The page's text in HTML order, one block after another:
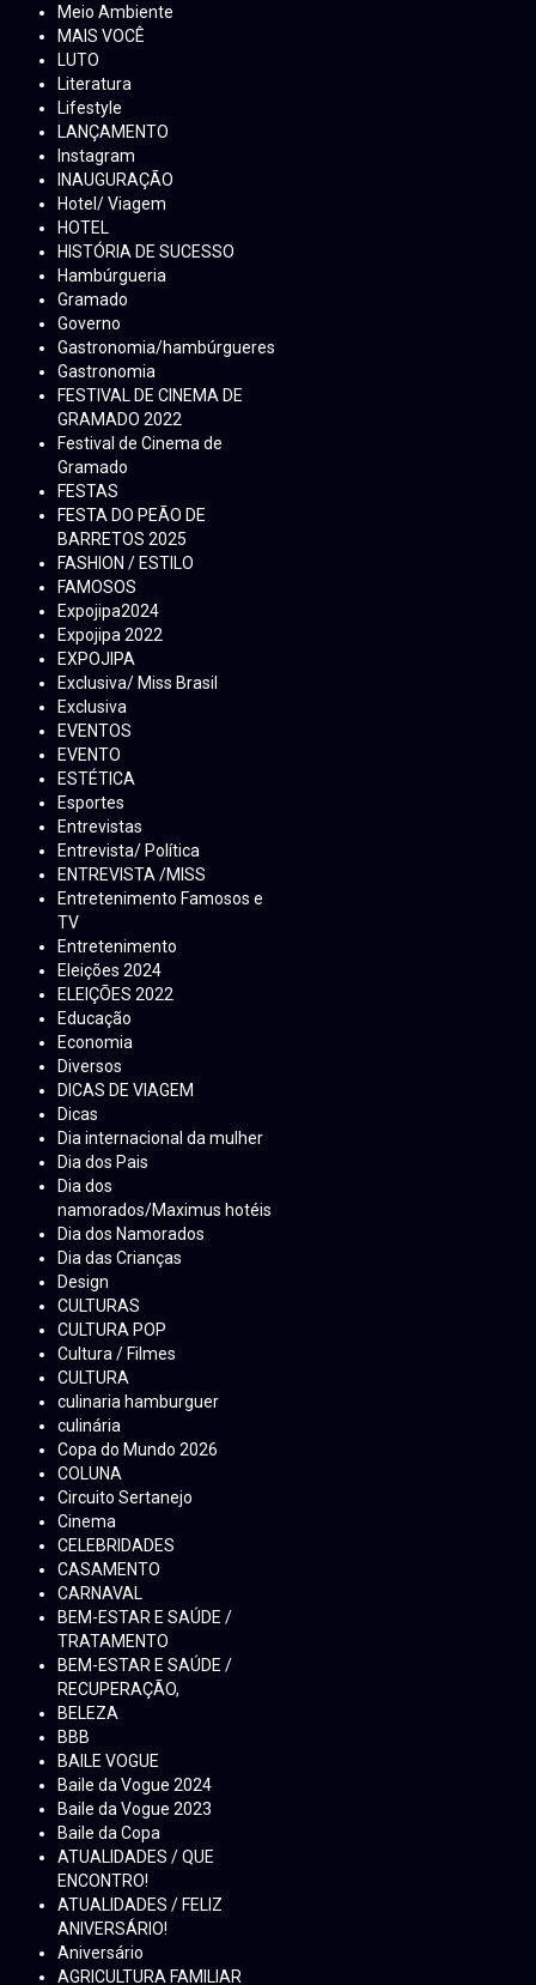
Meio Ambiente
MAIS VOCÊ
LUTO
Literatura
Lifestyle
LANÇAMENTO
Instagram
INAUGURAÇÃO
Hotel/ Viagem
HOTEL
HISTÓRIA DE SUCESSO
Hambúrgueria
Gramado
Governo
Gastronomia/hambúrgueres
Gastronomia
FESTIVAL DE CINEMA DE
GRAMADO 2022
Festival de Cinema de
Gramado
FESTAS
FESTA DO PEÃO DE
BARRETOS 2025
FASHION / ESTILO
FAMOSOS
Expojipa2024
Expojipa 2022
EXPOJIPA
Exclusiva/ Miss Brasil
Exclusiva
EVENTOS
EVENTO
ESTÉTICA
Esportes
Entrevistas
Entrevista/ Política
ENTREVISTA /MISS
Entretenimento Famosos e
TV
Entretenimento
Eleições 2024
ELEIÇÕES 2022
Educação
Economia
Diversos
DICAS DE VIAGEM
Dicas
Dia internacional da mulher
Dia dos Pais
Dia dos
namorados/Maximus hotéis
Dia dos Namorados
Dia das Crianças
Design
CULTURAS
CULTURA POP
Cultura / Filmes
CULTURA
culinaria hamburguer
culinária
Copa do Mundo 2026
COLUNA
Circuito Sertanejo
Cinema
CELEBRIDADES
CASAMENTO
CARNAVAL
BEM-ESTAR E SAÚDE /
TRATAMENTO
BEM-ESTAR E SAÚDE /
RECUPERAÇÃO,
BELEZA
BBB
BAILE VOGUE
Baile da Vogue 2024
Baile da Vogue 2023
Baile da Copa
ATUALIDADES / QUE
ENCONTRO!
ATUALIDADES / FELIZ
ANIVERSÁRIO!
Aniversário
AGRICULTURA FAMILIAR